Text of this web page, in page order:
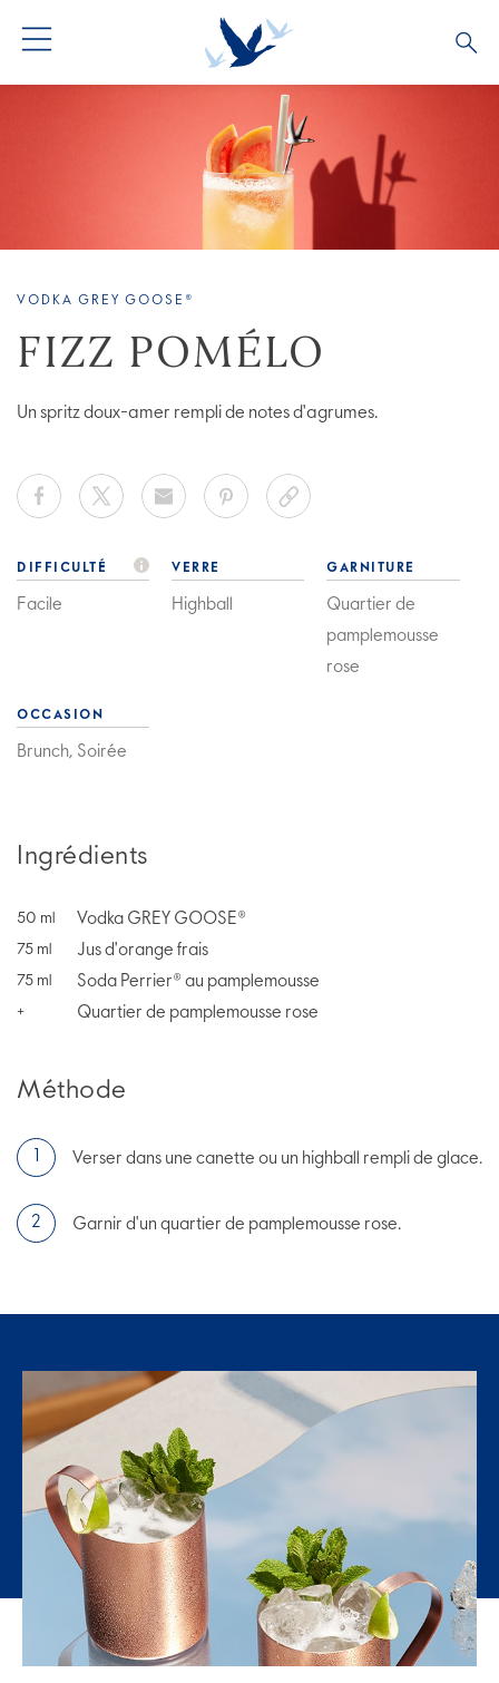
COLLECTIONS COCKTAILS
VODKA GREY GOOSE®
FIZZ POMÉLO
Un spritz doux-amer rempli de notes d'agrumes.
DIFFICULTÉ
Facile
VERRE
Highball
GARNITURE
Quartier de
pamplemousse
rose
OCCASION
Brunch, Soirée
Ingrédients
50 ml Vodka GREY GOOSE®
75 ml Jus d'orange frais
75 ml Soda Perrier® au pamplemousse
+ Quartier de pamplemousse rose
Méthode
Verser dans une canette ou un highball rempli de glace.
Garnir d'un quartier de pamplemousse rose.